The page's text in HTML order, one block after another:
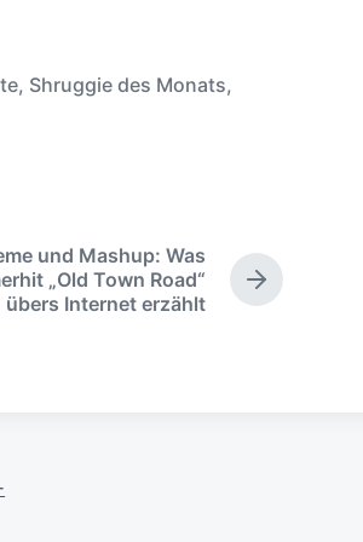
, Shruggie des Monats,
N
ä
und Mashup: Was
„Old Town Road“
übers Internet erzählt